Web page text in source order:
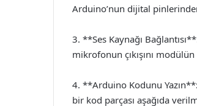
Arduino’nun dijital
3. **Ses Kaynağı
mikrofonun çıkışını
4. **Arduino Kodunu
bir kod parçası aşağıda